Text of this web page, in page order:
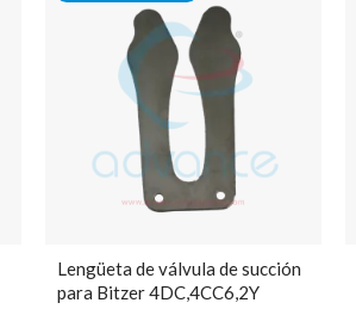
Lengüeta de válvula de succión
para Bitzer 4DC,4CC6,2Y